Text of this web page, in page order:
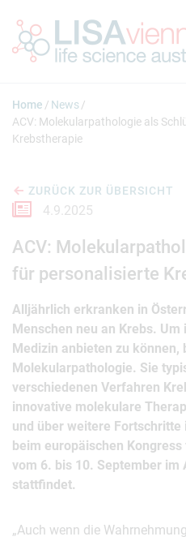
Home
News
ACV: Molekularpathologie als
Krebstherapie
ZURÜCK ZUR ÜBERSICHT
4.9.2025
ACV:
für personalisierte
Alljährlich erkranken in
Menschen neu an Krebs.
Medizin anbieten zu können,
Molekularpathologie. Sie
verschiedenen Verfahren
innovative molekulare
und über weitere Fortschritte
beim europäischen
vom 6. bis 10. September im
stattfindet.
„Auch wenn die